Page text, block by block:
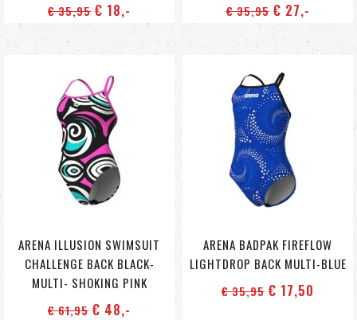
€ 35,95 € 18,- € 35,95€ 27,-
ARENA ILLUSION SWIMSUIT
CHALLENGE BACK BLACK-
MULTI- SHOKING PINK
€ 61,95 € 48,-
ARENA BADPAK FIREFLOW
LIGHTDROP BACK MULTI-BLUE
€ 35,95 € 17,50